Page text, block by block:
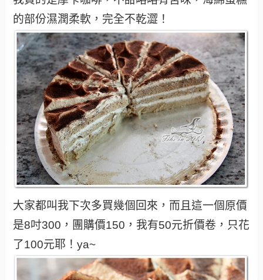
的部份濕潤柔軟，完全不乾澀！
大家都叫我下次多買幾個回來，而且這一個原價
是8吋300，團購價150，我有50元折價卷，只花
了100元耶！ya~